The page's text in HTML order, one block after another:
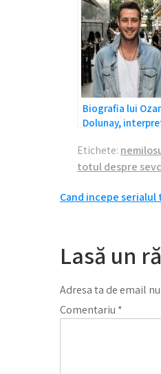
Biografia lui
Dolunay,
Istanbul
Etichete:
totul despre
Navigare
articole
Cand incepe
Lasă un
Adresa ta de email
Comentariu *